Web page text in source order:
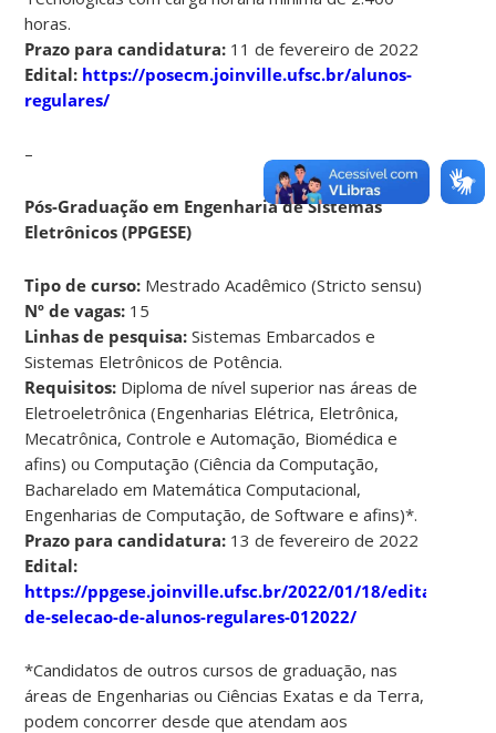
horas.
Prazo para candidatura: 11 de fevereiro de 2022
Edital: https://posecm.joinville.ufsc.br/alunos-
regulares/
–
Pós-Graduação em Engenharia de Sistemas
Eletrônicos (PPGESE)
Tipo de curso: Mestrado Acadêmico (Stricto sensu)
Nº de vagas: 15
Linhas de pesquisa: Sistemas Embarcados e
Sistemas Eletrônicos de Potência.
Requisitos: Diploma de nível superior nas áreas de
Eletroeletrônica (Engenharias Elétrica, Eletrônica,
Mecatrônica, Controle e Automação, Biomédica e
afins) ou Computação (Ciência da Computação,
Bacharelado em Matemática Computacional,
Engenharias de Computação, de Software e afins)*.
Prazo para candidatura: 13 de fevereiro de 2022
Edital:
https://ppgese.joinville.ufsc.br/2022/01/18/edital-
de-selecao-de-alunos-regulares-012022/
*Candidatos de outros cursos de graduação, nas
áreas de Engenharias ou Ciências Exatas e da Terra,
podem concorrer desde que atendam aos